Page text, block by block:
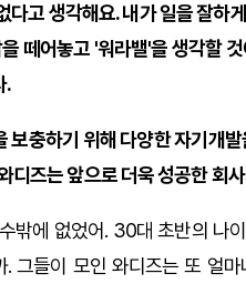
고 생각해요. 내가 일을 잘하
떼어놓고 '워라밸'을 생각할
.
충하기 위해 다양한 자기개
디즈는 앞으로 더욱 성공한 회
밖에 없었어. 30대 초반의 나
그들이 모인 와디즈는 또 얼